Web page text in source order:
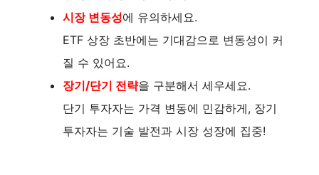
시장 변동성에 유의하세요.
ETF 상장 초반에는 기대감으로 변동성이 커
질 수 있어요.
장기/단기 전략을 구분해서 세우세요.
단기 투자자는 가격 변동에 민감하게, 장기
투자자는 기술 발전과 시장 성장에 집중!